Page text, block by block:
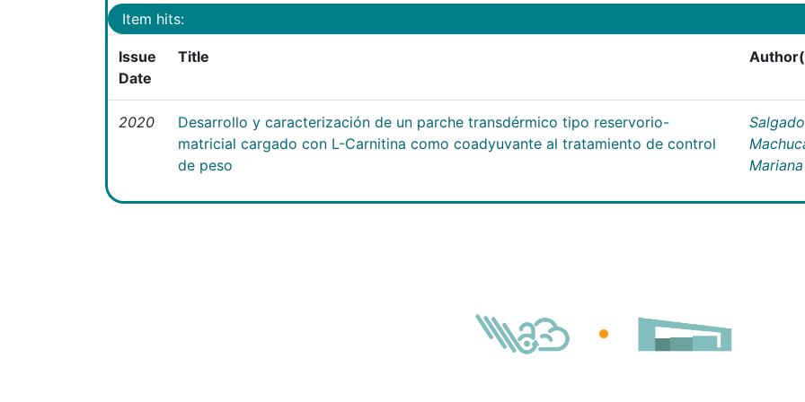
Item hits:
Issue
Date
Title
2020
Desarrollo y caracterización de un parche transdérmico tipo reservorio-
matricial cargado con L-Carnitina como coadyuvante al tratamiento de control
de peso
Salgado
Mariana